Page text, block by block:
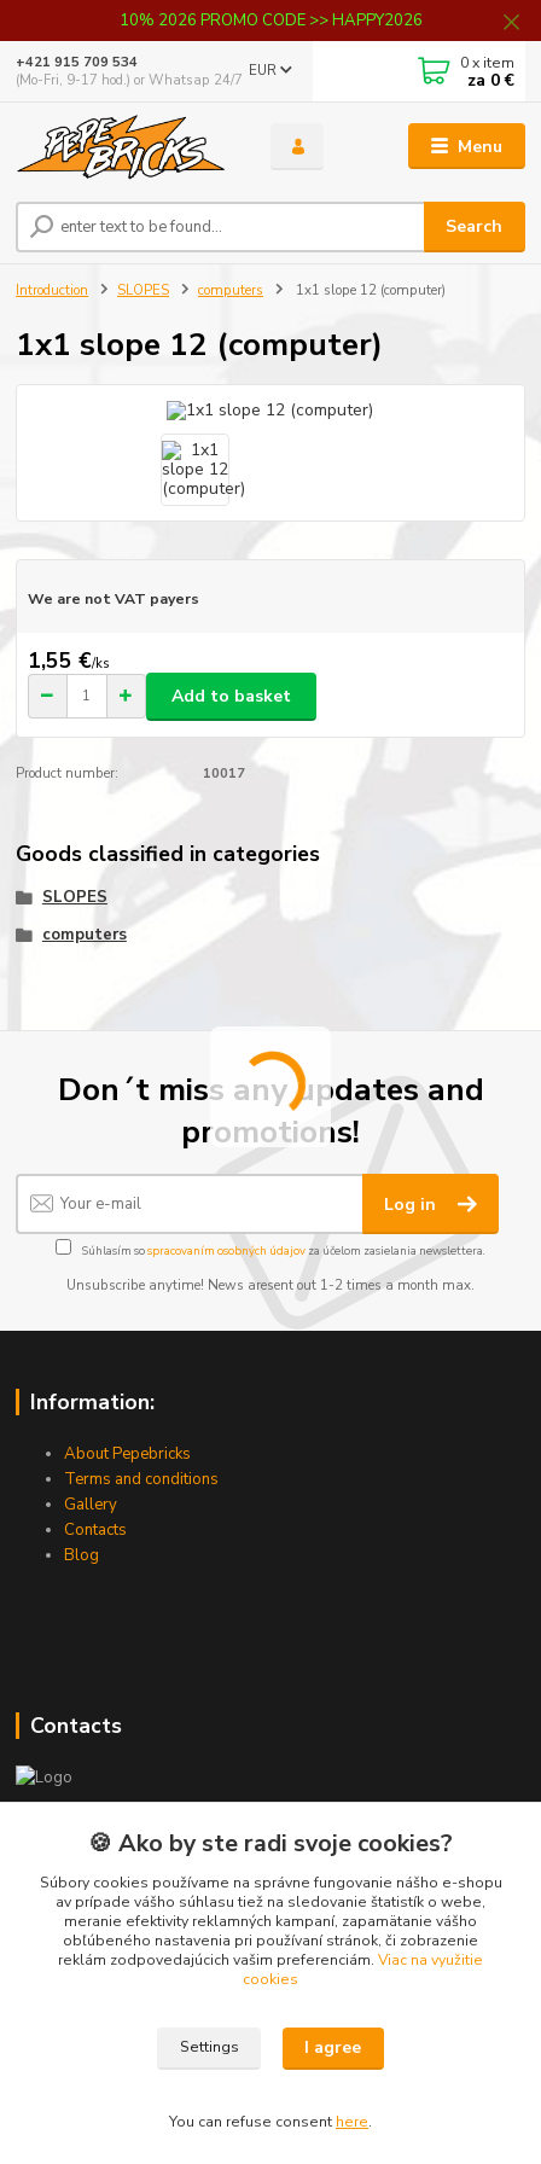
10% 2026 PROMO CODE >> HAPPY2026
Menu
EUR
Search
+421 915 709 534
(Mo-Fri, 9-17 hod.) or Whatsap 24/7
0x item
za 0 €
Introduction SLOPES computers 1x1 slope 12 (computer)
1x1 slope 12 (computer)
We are not VAT payers
1,55 €/ks
Add to basket
Product number: 10017
Goods classified in categories
SLOPES
computers
Don´t miss any updates and
promotions!
Log in
Súhlasím sospracovaním osobných údajov za účelom zasielania newslettera.
Unsubscribe anytime! News aresent out 1-2 times a month max.
Information:
About Pepebricks
Terms and conditions
Gallery
Contacts
Blog
Contacts
+421 915 709 534
(Mo-Fri, 9-17 hod.) or Whatsap 24/7
skifi.space@gmail.com
🍪 Ako by ste radi svoje cookies?
Súbory cookies používame na správne fungovanie nášho e-shopu
av prípade vášho súhlasu tiež na sledovanie štatistík o webe,
meranie efektivity reklamných kampaní, zapamätanie vášho
obľúbeného nastavenia pri používaní stránok, či zobrazenie
reklám zodpovedajúcich vašim preferenciám. Viac na využitie
cookies
Settings I agree
You can refuse consent here.